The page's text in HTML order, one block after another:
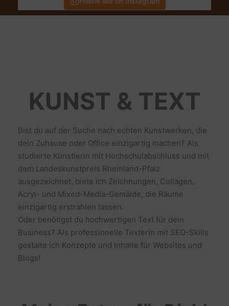
KUNST & TEXT
Bist du auf der Suche nach echten Kunstwerken, die
dein Zuhause oder Office einzigartig machen? Als
studierte Künstlerin mit Hochschulabschluss und mit
dem Landeskunstpreis Rheinland-Pfalz
ausgezeichnet, biete ich Zeichnungen, Collagen,
Acryl- und Mixed-Media-Gemälde, die Räume
einzigartig erstrahlen lassen.
Oder benötigst du hochwertigen Text für dein
Business? Als professionelle Texterin mit SEO-Skills
gestalte ich Konzepte und Inhalte für Websites und
Blogs!